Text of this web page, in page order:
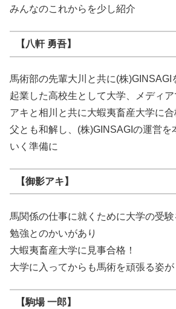
みんなのこれからを少し紹介
【八軒 勇吾】
馬術部の先輩大川と共に(株)GINSAGI
起業した高校生として大学、メディア
アキと相川と共に大蝦夷畜産大学に合
父とも和解し、(株)GINSAGIの運営を
いく準備に
【御影アキ】
馬関係の仕事に就くために大学の受
勉強とのかいがあり
大蝦夷畜産大学に見事合格！
大学に入ってからも馬術を頑張る姿が
【駒場 一郎】